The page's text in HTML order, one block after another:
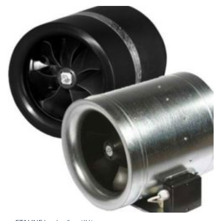
through
367
679Ft